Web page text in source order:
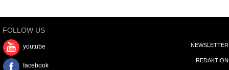
FOLLOW US
youtube
facebook
NEWSLETTER
REDAKTION